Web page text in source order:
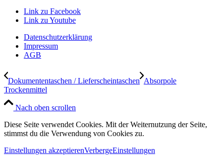
Link zu Facebook
Link zu Youtube
Datenschutzerklärung
Impressum
AGB
Dokumententaschen / Lieferscheintaschen Absorpole
Trockenmittel
Nach oben scrollen
Diese Seite verwendet Cookies. Mit der Weiternutzung der Seite,
stimmst du die Verwendung von Cookies zu.
Einstellungen akzeptierenVerbergeEinstellungen